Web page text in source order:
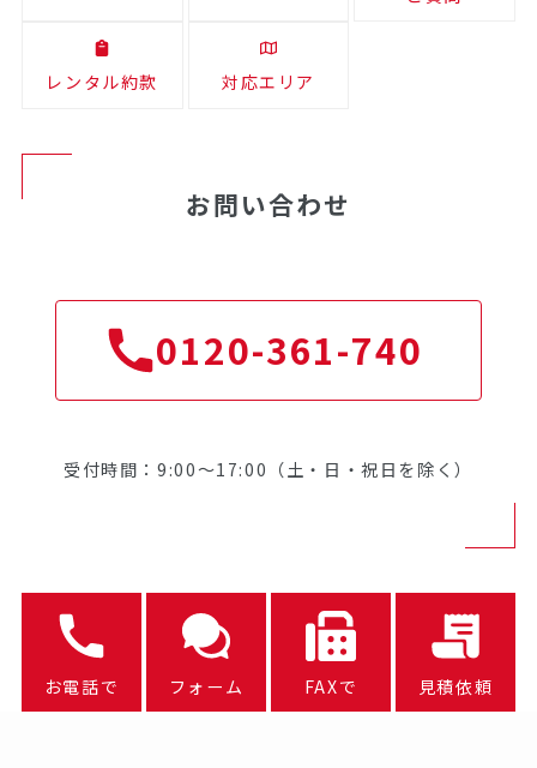
レンタル約款 対応エリア
お問い合わせ
0120-361-740
受付時間：9:00～17:00（土・日・祝日を除く）
お電話で フォーム FAXで 見積依頼